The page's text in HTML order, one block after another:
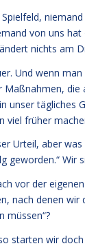
von uns
nichts am
Und wenn
die
unser tägliches
viel früher
Urteil, aber
Wir
vor der
nach denen
müssen“?
starten wir